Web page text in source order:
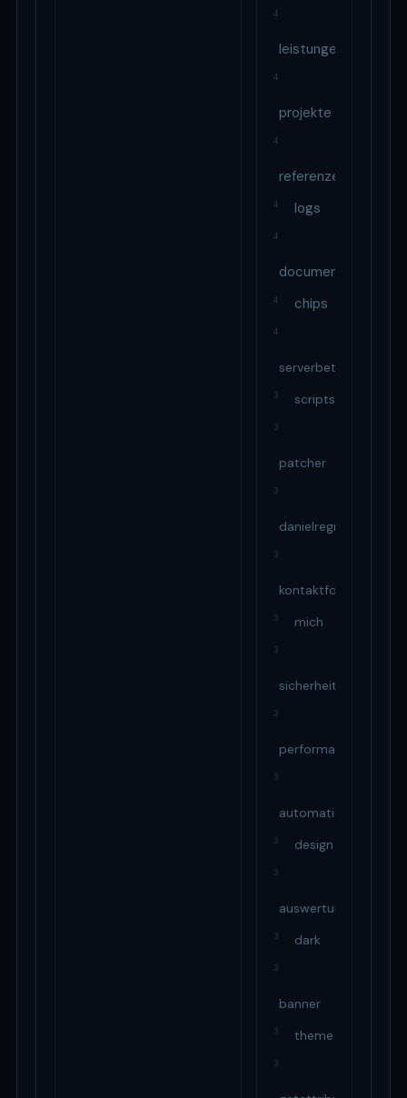
4
leistungen
4
projekte
4
referenzen
4 logs
4
document
4 chips
4
serverbetreuung
3 scripts
3
patcher
3
danielregnath
3
kontaktformular
3 mich
3
sicherheit
3
performance
3
automatisierung
3 design
3
auswertungen
3 dark
3
banner
3 theme
3